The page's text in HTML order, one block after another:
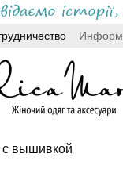
вышивкой